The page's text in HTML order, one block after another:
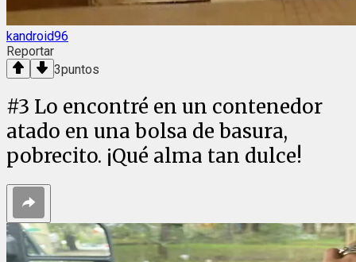
kandroid96
Reportar
3puntos
#3 Lo encontré en un contenedor
atado en una bolsa de basura,
pobrecito. ¡Qué alma tan dulce!